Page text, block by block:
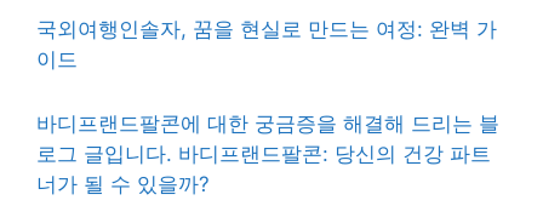
국외여행인솔자, 꿈을 현실로 만드는 여정: 완벽 가
이드
바디프랜드팔콘에 대한 궁금증을 해결해 드리는 블
로그 글입니다. 바디프랜드팔콘: 당신의 건강 파트
너가 될 수 있을까?